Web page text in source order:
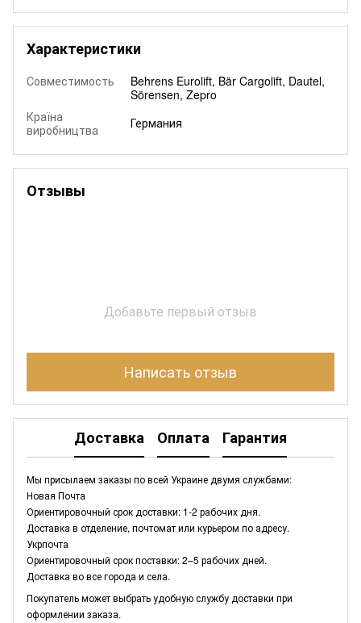
Характеристики
Совместимость
Behrens Eurolift, Bär Cargolift, Dautel,
Sörensen, Zepro
Країна
виробництва
Германия
Отзывы
Добавьте первый отзыв
Написать отзыв
Доставка Оплата Гарантия
Мы присылаем заказы по всей Украине двумя службами:
Новая Почта
Ориентировочный срок доставки: 1-2 рабочих дня.
Доставка в отделение, почтомат или курьером по адресу.
Укрпочта
Ориентировочный срок поставки: 2–5 рабочих дней.
Доставка во все города и села.
Покупатель может выбрать удобную службу доставки при
оформлении заказа.